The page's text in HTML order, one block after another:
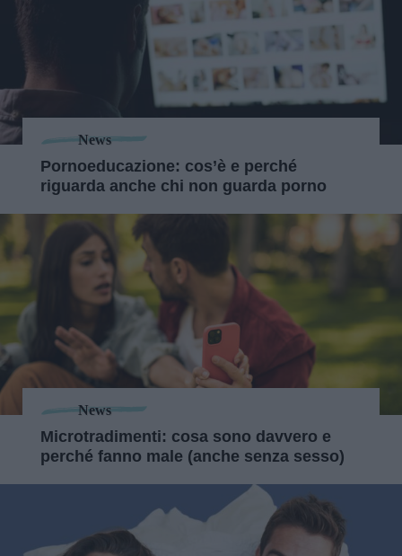
News
Pornoeducazione: cos’è e perché
riguarda anche chi non guarda porno
News
Microtradimenti: cosa sono davvero e
perché fanno male (anche senza sesso)